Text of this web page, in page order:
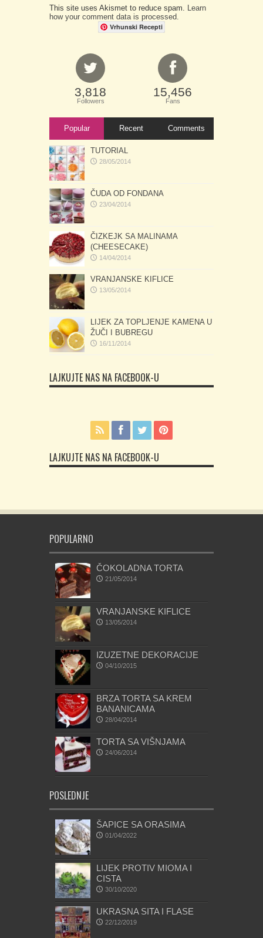
This site uses Akismet to reduce spam. Learn
how your comment data is processed.
Vrhunski Recepti
3,818
Followers
15,456
Fans
Popular Recent Comments
TUTORIAL
28/05/2014
ČUDA OD FONDANA
23/04/2014
ČIZKEJK SA MALINAMA
(CHEESECAKE)
14/04/2014
VRANJANSKE KIFLICE
13/05/2014
LIJEK ZA TOPLJENJE KAMENA U
ŽUČI I BUBREGU
16/11/2014
LAJKUJTE NAS NA FACEBOOK-U
LAJKUJTE NAS NA FACEBOOK-U
POPULARNO
ČOKOLADNA TORTA
21/05/2014
VRANJANSKE KIFLICE
13/05/2014
IZUZETNE DEKORACIJE
04/10/2015
BRZA TORTA SA KREM
BANANICAMA
28/04/2014
TORTA SA VIŠNJAMA
24/06/2014
POSLEDNJE
ŠAPICE SA ORASIMA
01/04/2022
LIJEK PROTIV MIOMA I
CISTA
30/10/2020
UKRASNA SITA I FLASE
22/12/2019